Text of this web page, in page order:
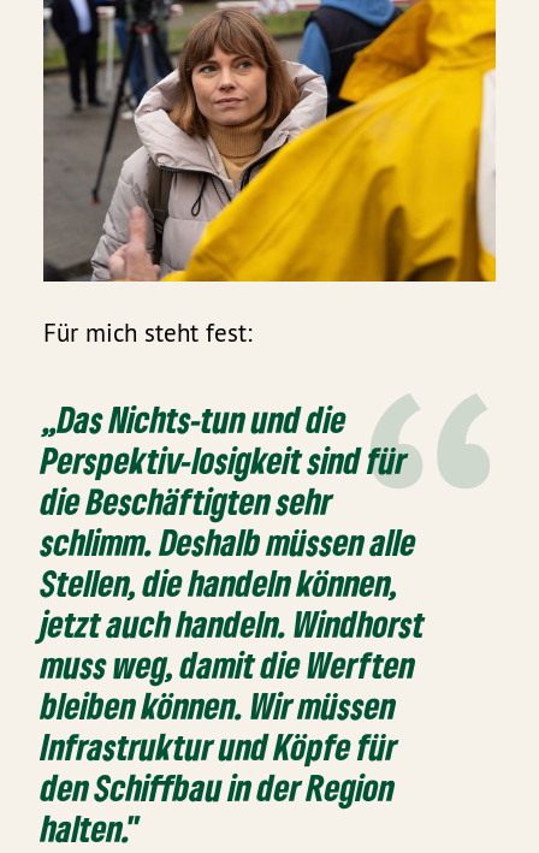
Für mich steht fest:
„Das Nichts-tun und die
Perspektiv-losigkeit sind für
die Beschäftigten sehr
schlimm. Deshalb müssen alle
Stellen, die handeln können,
jetzt auch handeln. Windhorst
muss weg, damit die Werften
bleiben können. Wir müssen
Infrastruktur und Köpfe für
den Schiffbau in der Region
halten."